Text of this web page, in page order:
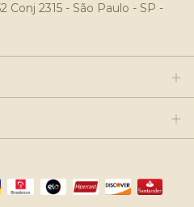
Conj 2315 - São Paulo - SP -